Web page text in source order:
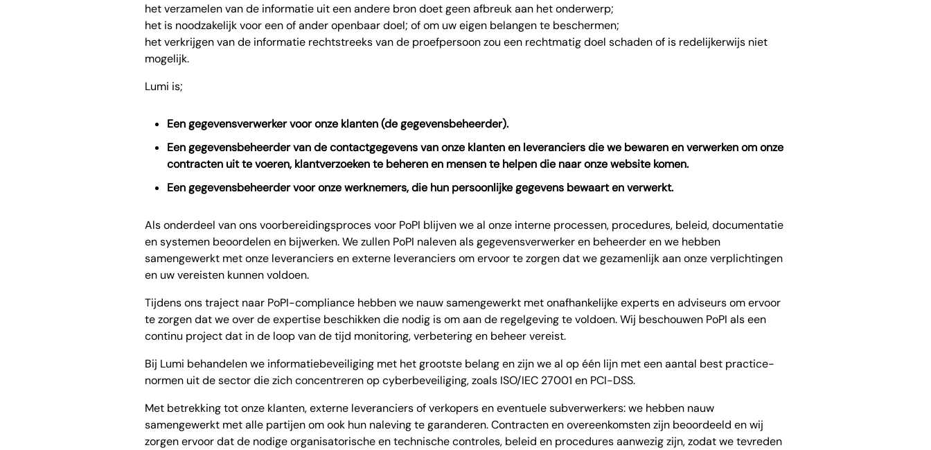
het verzamelen van de informatie uit een andere bron doet geen afbreuk aan het onderwerp;
het is noodzakelijk voor een of ander openbaar doel; of om uw eigen belangen te beschermen;
het verkrijgen van de informatie rechtstreeks van de proefpersoon zou een rechtmatig doel schaden of is redelijkerwijs niet
mogelijk.
Lumi is;
Een gegevensverwerker voor onze klanten (de gegevensbeheerder).
Een gegevensbeheerder van de contactgegevens van onze klanten en leveranciers die we bewaren en verwerken om onze
contracten uit te voeren, klantverzoeken te beheren en mensen te helpen die naar onze website komen.
Een gegevensbeheerder voor onze werknemers, die hun persoonlijke gegevens bewaart en verwerkt.
Als onderdeel van ons voorbereidingsproces voor PoPI blijven we al onze interne processen, procedures, beleid, documentatie
en systemen beoordelen en bijwerken. We zullen PoPI naleven als gegevensverwerker en beheerder en we hebben
samengewerkt met onze leveranciers en externe leveranciers om ervoor te zorgen dat we gezamenlijk aan onze verplichtingen
en uw vereisten kunnen voldoen.
Tijdens ons traject naar PoPI-compliance hebben we nauw samengewerkt met onafhankelijke experts en adviseurs om ervoor
te zorgen dat we over de expertise beschikken die nodig is om aan de regelgeving te voldoen. Wij beschouwen PoPI als een
continu project dat in de loop van de tijd monitoring, verbetering en beheer vereist.
Bij Lumi behandelen we informatiebeveiliging met het grootste belang en zijn we al op één lijn met een aantal best practice-
normen uit de sector die zich concentreren op cyberbeveiliging, zoals ISO/IEC 27001 en PCI-DSS.
Met betrekking tot onze klanten, externe leveranciers of verkopers en eventuele subverwerkers: we hebben nauw
samengewerkt met alle partijen om ook hun naleving te garanderen. Contracten en overeenkomsten zijn beoordeeld en wij
zorgen ervoor dat de nodige organisatorische en technische controles, beleid en procedures aanwezig zijn, zodat we tevreden